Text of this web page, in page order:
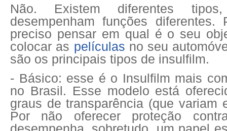
Não. Existem diferentes
desempenham funções diferentes.
preciso pensar em qual é o seu
colocar as películas no seu
são os principais tipos de insulfilm.
- Básico: esse é o Insulfilm mais
no Brasil. Esse modelo está
graus de transparência (que variam
Por não oferecer proteção